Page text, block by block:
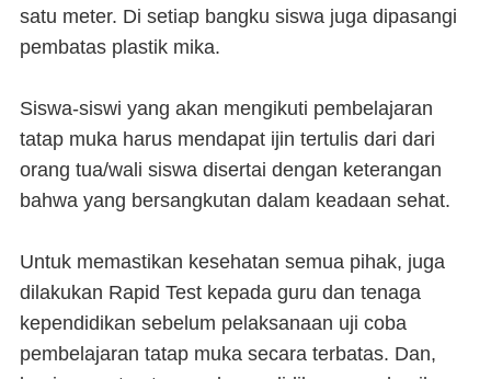
satu meter. Di setiap bangku siswa juga dipasangi
pembatas plastik mika.
Siswa-siswi yang akan mengikuti pembelajaran
tatap muka harus mendapat ijin tertulis dari dari
orang tua/wali siswa disertai dengan keterangan
bahwa yang bersangkutan dalam keadaan sehat.
Untuk memastikan kesehatan semua pihak, juga
dilakukan Rapid Test kepada guru dan tenaga
kependidikan sebelum pelaksanaan uji coba
pembelajaran tatap muka secara terbatas. Dan,